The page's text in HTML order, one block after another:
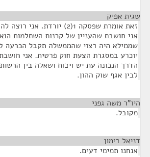
שגית אפיק
זאת אומרת שפסקה 1(2) יורדת.
אני חושבת שהעניין של קרנות השתלמות הוא
שממילא היה רצוי שהממשלה תקבל הכרעה
יוכרע במסגרת הצעת חוק פרטית. אני
הדרך הנכונה עת יש ויכוח ושאלה בין
לבין אגף שוק ההון.
היו"ר משה גפני
מקובל.
דניאל רימון
אנחנו תמימי דעים.